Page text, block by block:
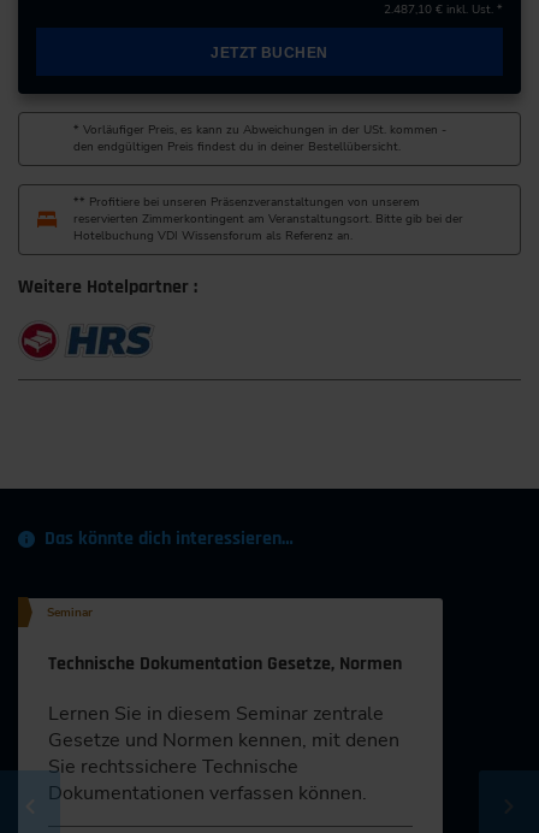
+49 69/6802-0
2.487,10 € inkl. Ust. *
JETZT BUCHEN
* Vorläufiger Preis, es kann zu Abweichungen in der USt. kommen -
den endgültigen Preis findest du in deiner Bestellübersicht.
** Profitiere bei unseren Präsenzveranstaltungen von unserem
reservierten Zimmerkontingent am Veranstaltungsort. Bitte gib bei der
Hotelbuchung VDI Wissensforum als Referenz an.
Weitere Hotelpartner :
Das könnte dich interessieren…
Seminar
Technische Dokumentation Gesetze, Normen
Lernen Sie in diesem Seminar zentrale
Gesetze und Normen kennen, mit denen
Sie rechtssichere Technische
Dokumentationen verfassen können.